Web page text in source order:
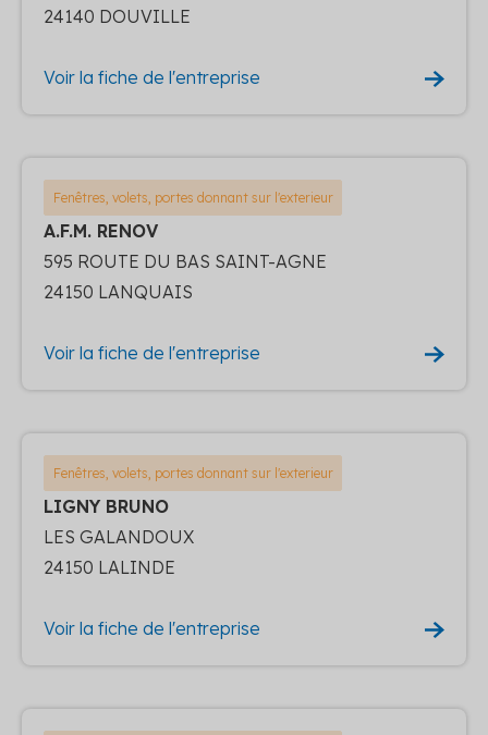
24140 DOUVILLE
Voir la fiche de l'entreprise
Fenêtres, volets, portes donnant sur l'exterieur
A.F.M. RENOV
595 ROUTE DU BAS SAINT-AGNE
24150 LANQUAIS
Voir la fiche de l'entreprise
Fenêtres, volets, portes donnant sur l'exterieur
LIGNY BRUNO
LES GALANDOUX
24150 LALINDE
Voir la fiche de l'entreprise